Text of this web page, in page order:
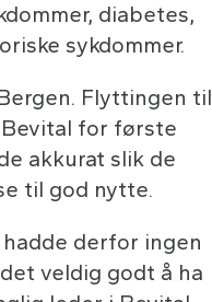
diabetes,
sykdommer.
Flyttingen til
for første
akkurat slik de
til god nytte.
derfor ingen
veldig godt å ha